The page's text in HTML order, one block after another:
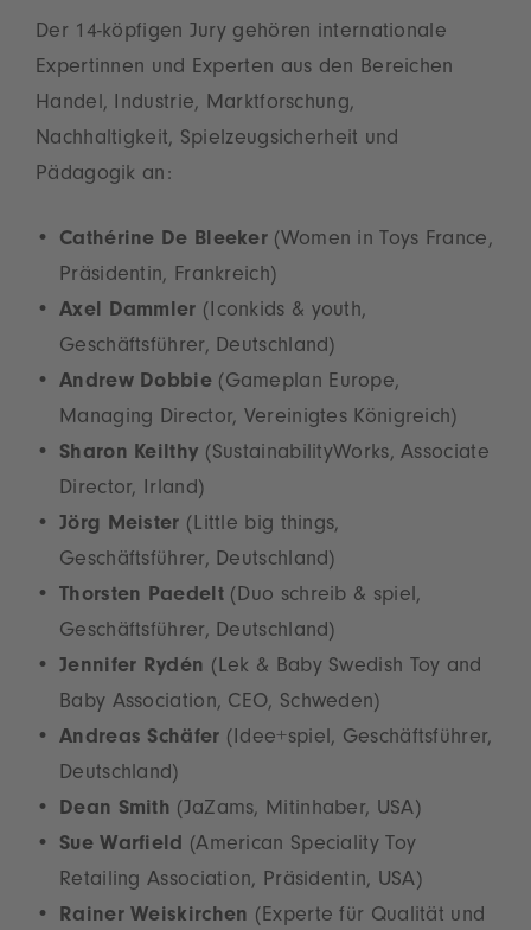
Der 14-köpfigen Jury gehören internationale
Expertinnen und Experten aus den Bereichen
Handel, Industrie, Marktforschung,
Nachhaltigkeit, Spielzeugsicherheit und
Pädagogik an:
Cathérine De Bleeker (Women in Toys France,
Präsidentin, Frankreich)
Axel Dammler (Iconkids & youth,
Geschäftsführer, Deutschland)
Andrew Dobbie(Gameplan Europe,
Managing Director, Vereinigtes Königreich)
Sharon Keilthy (SustainabilityWorks, Associate
Director, Irland)
Jörg Meister (Little big things,
Geschäftsführer, Deutschland)
Thorsten Paedelt(Duo schreib & spiel,
Geschäftsführer, Deutschland)
Jennifer Rydén (Lek & Baby Swedish Toy and
Baby Association, CEO, Schweden)
Andreas Schäfer (Idee+spiel, Geschäftsführer,
Deutschland)
Dean Smith (JaZams, Mitinhaber, USA)
Sue Warfield (American Speciality Toy
Retailing Association, Präsidentin, USA)
Rainer Weiskirchen (Experte für Qualität und